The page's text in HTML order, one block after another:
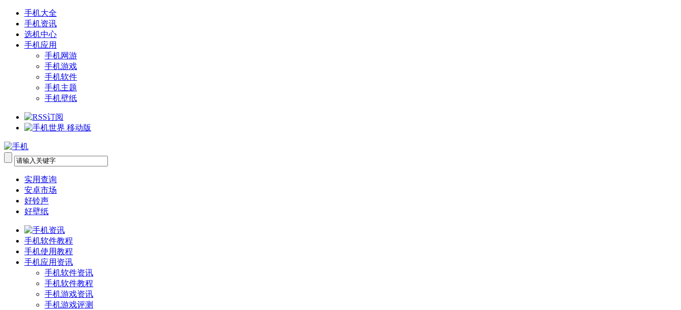
手机大全
手机资讯
选机中心
手机应用
手机网游
手机游戏
手机软件
手机主题
手机壁纸
实用查询
安卓市场
好铃声
好壁纸
手机软件教程
手机使用教程
手机应用资讯
手机软件资讯
手机软件教程
手机游戏资讯
手机游戏评测